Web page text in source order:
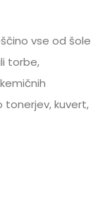
vse od šole
torbe,
tonerjev, kuvert,